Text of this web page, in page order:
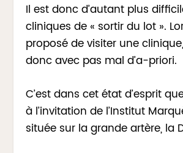
Il est donc d’autant plus
cliniques de « sortir du lot ».
proposé de visiter une clinique,
donc avec pas mal d’a-priori.
C’est dans cet état d’esprit
à l’invitation de l’Institut
située sur la grande artère, la